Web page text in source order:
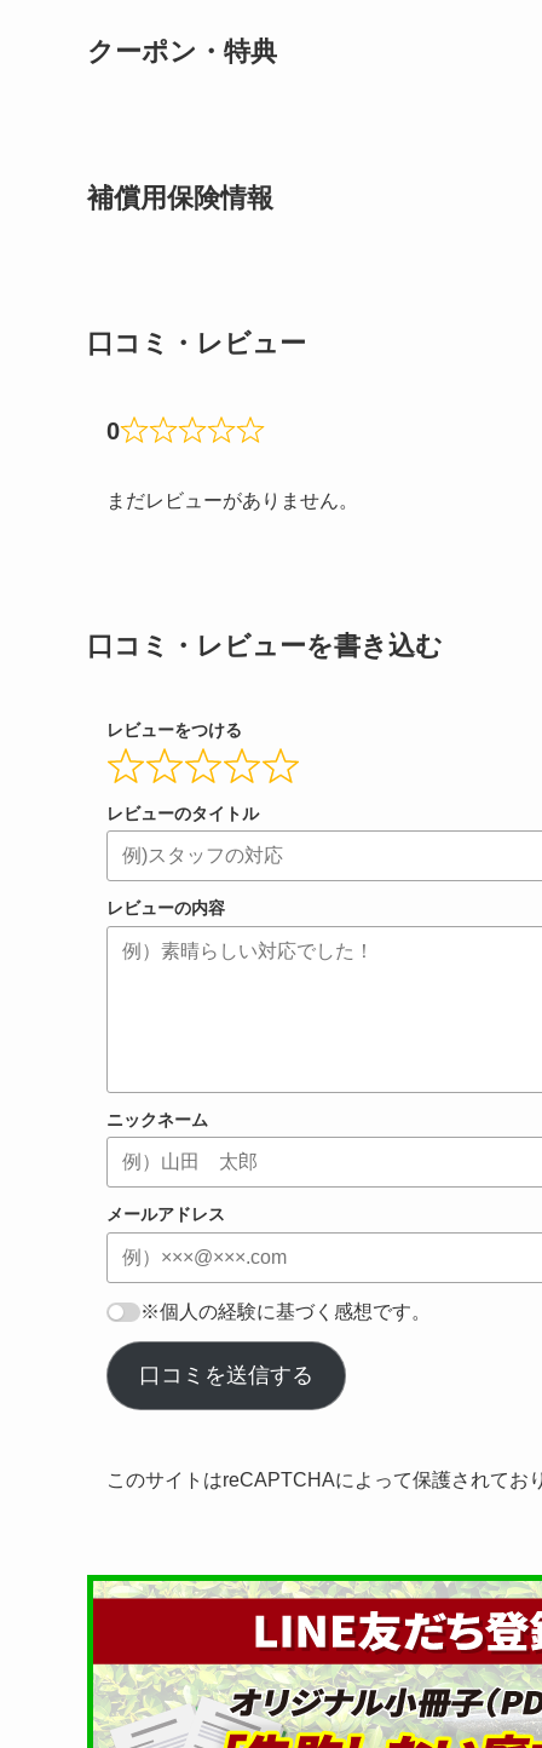
クーポン・特典
補償用保険情報
口コミ・レビュー
0
まだレビューがありません。
口コミ・レビューを書き込む
レビューをつける
レビューのタイトル
レビューの内容
ニックネーム
メールアドレス
※個人の経験に基づく感想です。
口コミを送信する
このサイトはreCAPTCHAによって保護されてお